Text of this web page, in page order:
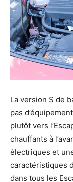
La version S de
pas
plutôt vers
chauffants à
électriques et
caractéristiques
dans tous les